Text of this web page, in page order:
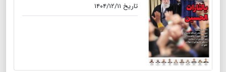
تاریخ ۱۴۰۴/۱۲/۱۱